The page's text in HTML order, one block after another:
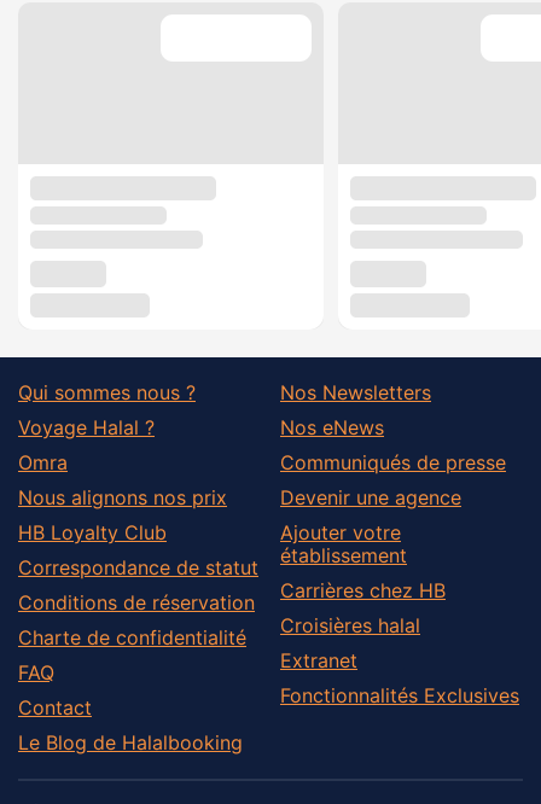
Qui sommes nous ?
Voyage Halal ?
Omra
Nous alignons nos prix
HB Loyalty Club
Correspondance de statut
Conditions de réservation
Charte de confidentialité
FAQ
Contact
Le Blog de Halalbooking
Nos Newsletters
Nos eNews
Communiqués de presse
Devenir une agence
Ajouter votre
établissement
Carrières chez HB
Croisières halal
Extranet
Fonctionnalités Exclusives